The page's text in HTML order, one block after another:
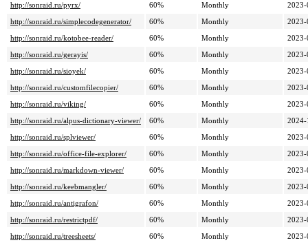
http://sonraid.ru/pyrx/
60% Monthly
2023-
http://sonraid.ru/simplecodegenerator/
60% Monthly
2023-
http://sonraid.ru/kotobee-reader/
60% Monthly
2023-
http://sonraid.ru/gerayis/
60% Monthly
2023-
http://sonraid.ru/sioyek/
60% Monthly
2023-
http://sonraid.ru/customfilecopier/
60% Monthly
2023-
http://sonraid.ru/viking/
60% Monthly
2023-
http://sonraid.ru/alpus-dictionary-viewer/
60% Monthly
2024-
http://sonraid.ru/splviewer/
60% Monthly
2023-
http://sonraid.ru/office-file-explorer/
60% Monthly
2023-
http://sonraid.ru/markdown-viewer/
60% Monthly
2023-
http://sonraid.ru/keebmangler/
60% Monthly
2023-
http://sonraid.ru/antigrafon/
60% Monthly
2023-
http://sonraid.ru/restrictpdf/
60% Monthly
2023-
http://sonraid.ru/treesheets/
60% Monthly
2023-